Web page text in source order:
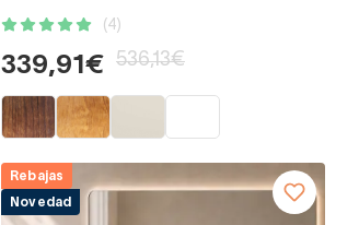
(4)
339,91€ 536,13€
Rebajas
Novedad